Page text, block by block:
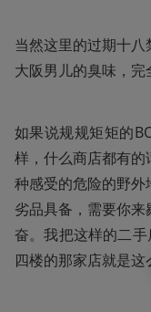
当然这里的过期十
大阪男儿的臭味，
如果说规规矩矩的
样，什么商店都有
种感受的危险的野
劣品具备，需要你
奋。我把这样的二
四楼的那家店就是这